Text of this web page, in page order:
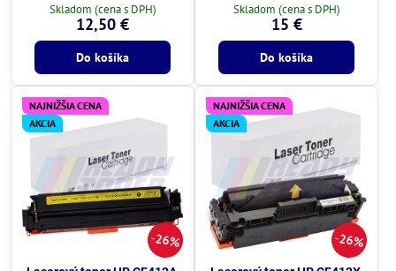
Skladom (cena s DPH)
12,50 €
Do košíka
Skladom (cena s DPH)
15 €
Do košíka
26%
NAJNIŽŠIA CENA
AKCIA
26%
NAJNIŽŠIA CENA
AKCIA